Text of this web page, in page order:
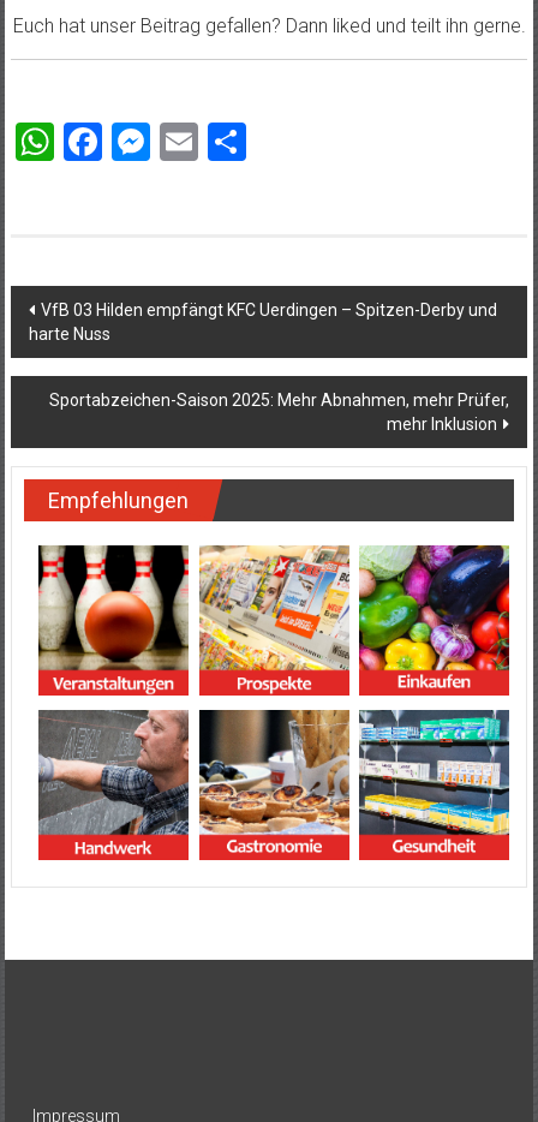
Euch hat unser Beitrag gefallen? Dann liked und teilt ihn gerne.
WhatsApp
Facebook
Messenger
EmailTeilen
Beitragsnavigation
VfB 03 Hilden empfängt KFC Uerdingen – Spitzen-Derby und
harte Nuss
Sportabzeichen-Saison 2025: Mehr Abnahmen, mehr Prüfer,
mehr Inklusion
Empfehlungen
Impressum